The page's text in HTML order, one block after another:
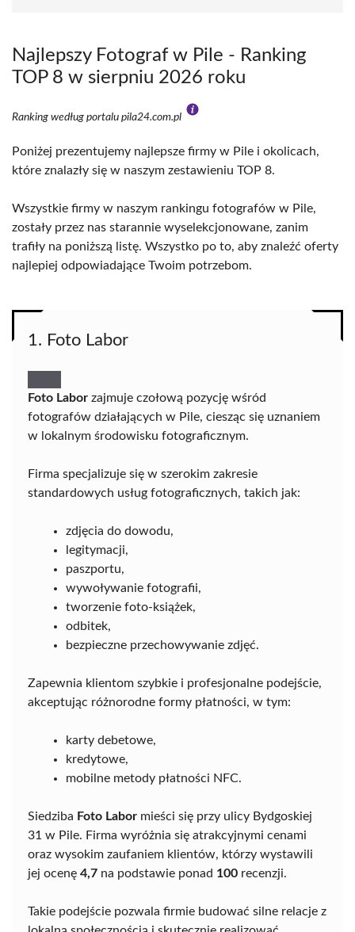
Najlepszy Fotograf w Pile - Ranking
TOP 8 w sierpniu 2026 roku
Ranking według portalu pila24.com.pl
Poniżej prezentujemy najlepsze firmy w Pile i okolicach,
które znalazły się w naszym zestawieniu TOP 8.
Wszystkie firmy w naszym rankingu fotografów w Pile,
zostały przez nas starannie wyselekcjonowane, zanim
trafiły na poniższą listę. Wszystko po to, aby znaleźć oferty
najlepiej odpowiadające Twoim potrzebom.
1. Foto Labor
Foto Labor zajmuje czołową pozycję wśród
fotografów działających w Pile, ciesząc się uznaniem
w lokalnym środowisku fotograficznym.
Firma specjalizuje się w szerokim zakresie
standardowych usług fotograficznych, takich jak:
zdjęcia do dowodu,
legitymacji,
paszportu,
wywoływanie fotografii,
tworzenie foto-książek,
odbitek,
bezpieczne przechowywanie zdjęć.
Zapewnia klientom szybkie i profesjonalne podejście,
akceptując różnorodne formy płatności, w tym:
karty debetowe,
kredytowe,
mobilne metody płatności NFC.
Siedziba Foto Labor mieści się przy ulicy Bydgoskiej
31 w Pile. Firma wyróżnia się atrakcyjnymi cenami
oraz wysokim zaufaniem klientów, którzy wystawili
jej ocenę 4,7 na podstawie ponad 100 recenzji.
Takie podejście pozwala firmie budować silne relacje z